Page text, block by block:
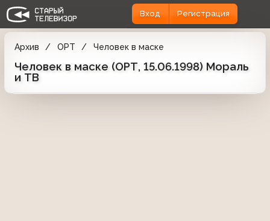
Вход Регистрация
Архив ОРТ Человек в маске
Человек в маске (ОРТ, 15.06.1998) Мораль
и ТВ